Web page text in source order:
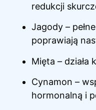
redukcji
Jagody –
poprawiają
Mięta – działa
Cynamon –
hormonalną i